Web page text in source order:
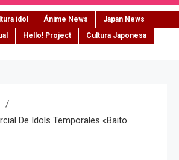
idol Ánime News
Japan News
Hello! Project
Cultura Japonesa
De Idols Temporales «Baito